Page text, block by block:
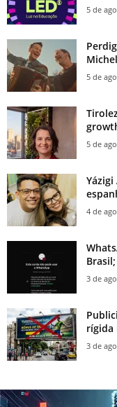
5 de
5 de
5 de
4 de
3 de
rígida
3 de